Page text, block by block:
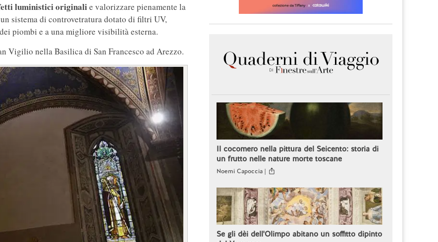
luministici originalie valorizzare pienamente la
sistema di controvetratura dotato di filtri UV,
piombi e a una migliore visibilità esterna.
Vigilio nella Basilica di San Francesco ad Arezzo.
Il cocomero nella pittura del Seicento: storia di
un frutto nelle nature morte toscane
Noemi Capoccia |
Se gli dèi dell'Olimpo abitano un soffitto dipinto